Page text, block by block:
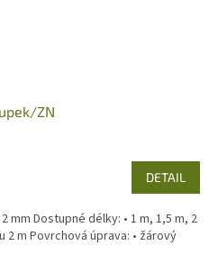
ZN
DETAIL
mm Dostupné délky: • 1 m, 1,5 m, 2
2 m Povrchová úprava: • žárový